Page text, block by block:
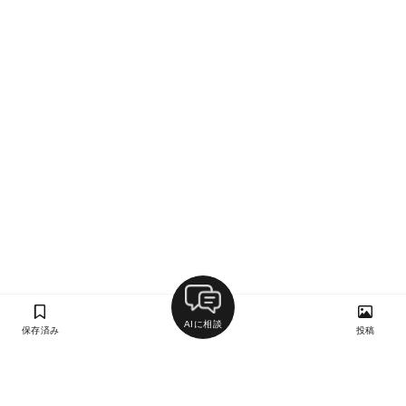
保存済み
AIに相談
投稿